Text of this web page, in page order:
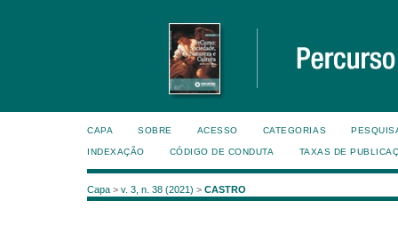
CAPA SOBRE ACESSO CATEGORIAS
INDEXAÇÃO CÓDIGO DE CONDUTA TAXAS DE
Capa > v. 3, n. 38 (2021) > CASTRO